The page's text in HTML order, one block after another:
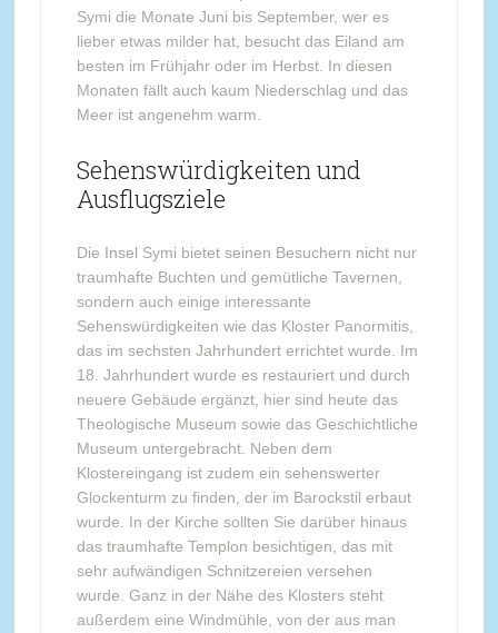
Symi die Monate Juni bis September, wer es
lieber etwas milder hat, besucht das Eiland am
besten im Frühjahr oder im Herbst. In diesen
Monaten fällt auch kaum Niederschlag und das
Meer ist angenehm warm.
Sehenswürdigkeiten und
Ausflugsziele
Die Insel Symi bietet seinen Besuchern nicht nur
traumhafte Buchten und gemütliche Tavernen,
sondern auch einige interessante
Sehenswürdigkeiten wie das Kloster Panormitis,
das im sechsten Jahrhundert errichtet wurde. Im
18. Jahrhundert wurde es restauriert und durch
neuere Gebäude ergänzt, hier sind heute das
Theologische Museum sowie das Geschichtliche
Museum untergebracht. Neben dem
Klostereingang ist zudem ein sehenswerter
Glockenturm zu finden, der im Barockstil erbaut
wurde. In der Kirche sollten Sie darüber hinaus
das traumhafte Templon besichtigen, das mit
sehr aufwändigen Schnitzereien versehen
wurde. Ganz in der Nähe des Klosters steht
außerdem eine Windmühle, von der aus man